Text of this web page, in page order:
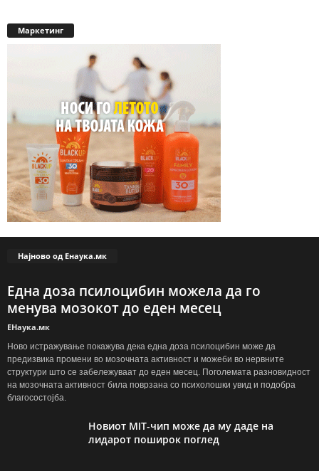
Маркетинг
Најново од Енаука.мк
Една доза псилоцибин можела да го
менува мозокот до еден месец
ЕНаука.мк
Ново истражување покажува дека една доза псилоцибин може да
предизвика промени во мозочната активност и можеби во нервните
структури што се забележуваат до еден месец. Поголемата разновидност
на мозочната активност била поврзана со психолошки увид и подобра
благосостојба.
Новиот MIT-чип може да му даде на
лидарот поширок поглед